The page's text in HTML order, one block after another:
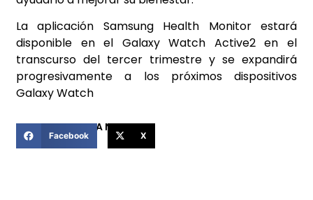
La aplicación Samsung Health Monitor estará
disponible en el Galaxy Watch Active2 en el
transcurso del tercer trimestre y se expandirá
progresivamente a los próximos dispositivos
Galaxy Watch
COMPARTIR ESTA NOTICIA
Facebook X